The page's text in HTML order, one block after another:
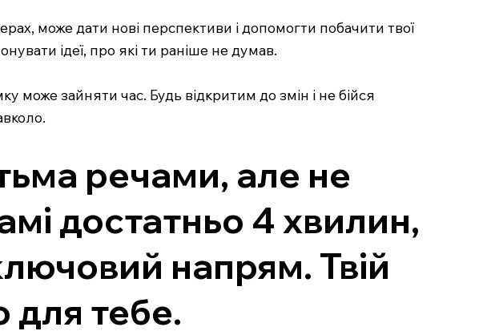
може дати нові перспективи і допомогти побачити твої
ідеї, про які ти раніше не думав.
зайняти час. Будь відкритим до змін і не бійся
речами, але не
достатньо 4 хвилин,
напрям. Твій
тебе.